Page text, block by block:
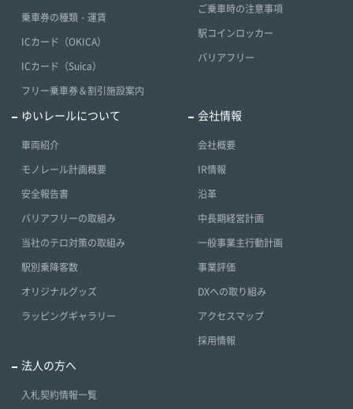
乗車券の種類・運賃
ICカード（OKICA）
ICカード（Suica）
フリー乗車券＆割引施設案内
ご乗車時の注意事項
駅コインロッカー
バリアフリー
ゆいレールについて
車両紹介
モノレール計画概要
安全報告書
バリアフリーの取組み
当社のテロ対策の取組み
駅別乗降客数
オリジナルグッズ
ラッピングギャラリー
会社情報
会社概要
IR情報
沿革
中長期経営計画
一般事業主行動計画
事業評価
DXへの取り組み
アクセスマップ
採用情報
法人の方へ
入札契約情報一覧